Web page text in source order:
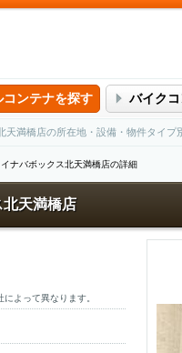
コンテナを探す バイク
満橋店の所在地・設備・物件タイ
イナバボックス北天満橋店の詳細
北天満橋店
よって異なります。